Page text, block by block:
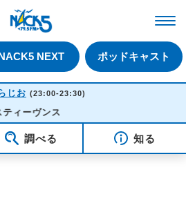
NEXT ポッドキャスト
じお (23:00-23:30)
ンス
調べる 知る